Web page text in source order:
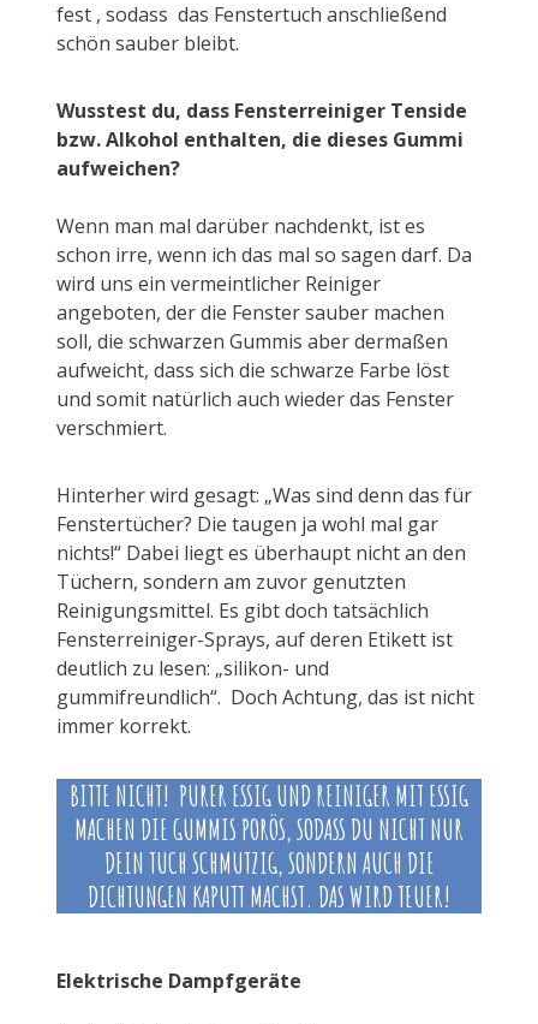
fest , sodass das Fenstertuch anschließend
schön sauber bleibt.
Wusstest du, dass Fensterreiniger Tenside
bzw. Alkohol enthalten, die dieses Gummi
aufweichen?
Wenn man mal darüber nachdenkt, ist es
schon irre, wenn ich das mal so sagen darf. Da
wird uns ein vermeintlicher Reiniger
angeboten, der die Fenster sauber machen
soll, die schwarzen Gummis aber dermaßen
aufweicht, dass sich die schwarze Farbe löst
und somit natürlich auch wieder das Fenster
verschmiert.
Hinterher wird gesagt: „Was sind denn das für
Fenstertücher? Die taugen ja wohl mal gar
nichts!“ Dabei liegt es überhaupt nicht an den
Tüchern, sondern am zuvor genutzten
Reinigungsmittel. Es gibt doch tatsächlich
Fensterreiniger-Sprays, auf deren Etikett ist
deutlich zu lesen: „silikon- und
gummifreundlich“. Doch Achtung, das ist nicht
immer korrekt.
BITTE NICHT! PURER ESSIG UND REINIGER MIT ESSIG
MACHEN DIE GUMMIS PORÖS, SODASS DU NICHT NUR
DEIN TUCH SCHMUTZIG, SONDERN AUCH DIE
DICHTUNGEN KAPUTT MACHST. DAS WIRD TEUER!
Elektrische Dampfgeräte